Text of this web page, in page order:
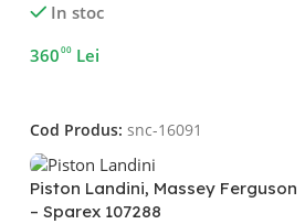
In stoc
36000 Lei
Cod Produs: snc-16091
Piston Landini, Massey Ferguson
– Sparex 107288